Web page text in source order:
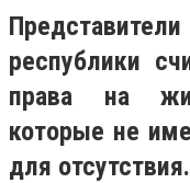
республики
права на
которые не
для отсутствия.